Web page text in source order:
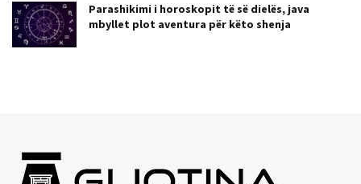
Parashikimi i horoskopit të së dielës, java
mbyllet plot aventura për këto shenja